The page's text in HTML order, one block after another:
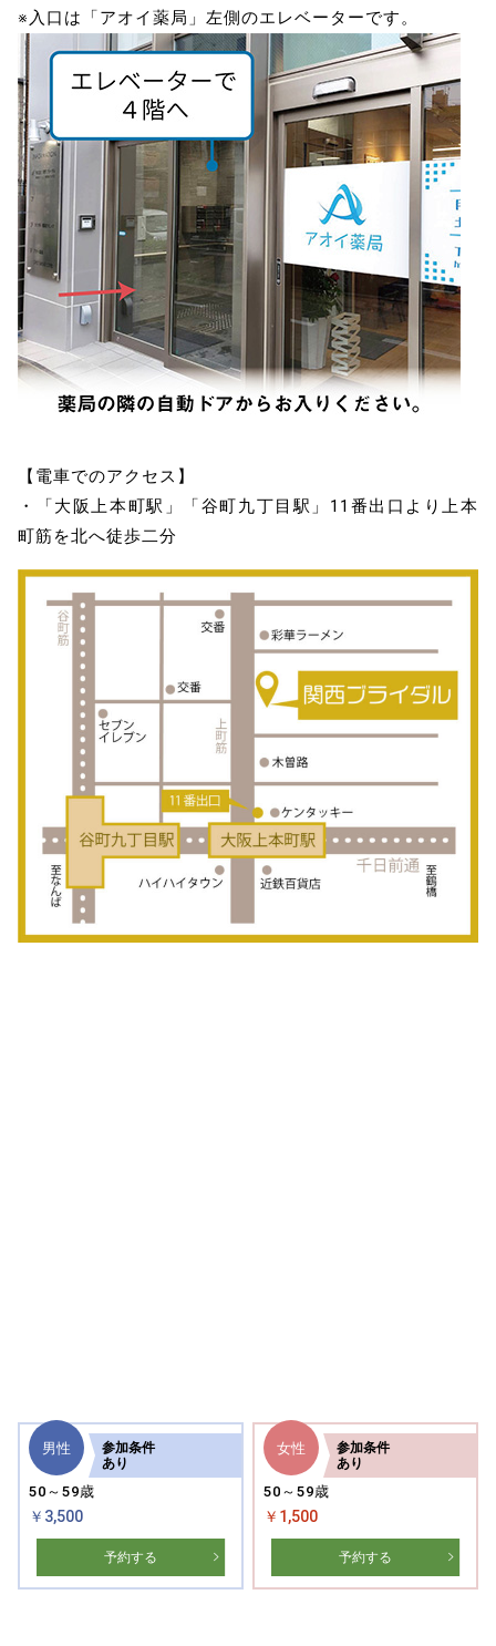
※入口は「アオイ薬局」左側のエレベーターです。
【電車でのアクセス】
・「大阪上本町駅」「谷町九丁目駅」11番出口より上本
町筋を北へ徒歩二分
男性
50～59歳
￥3,500
参加条件
あり
予約する
女性
50～59歳
￥1,500
参加条件
あり
予約する